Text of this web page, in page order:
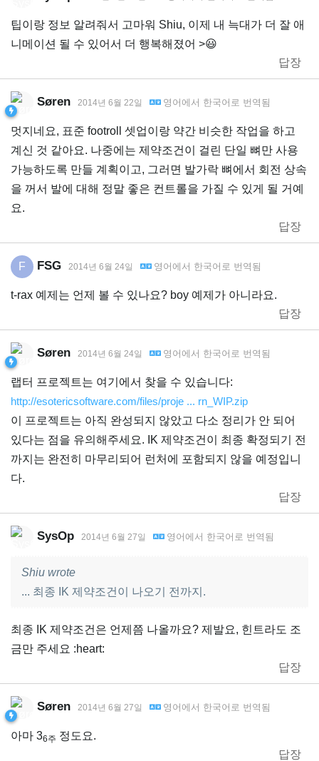
팁이랑 정보 알려줘서 고마워 Shiu, 이제 내 늑대가 더 잘 애
니메이션 될 수 있어서 더 행복해졌어 >😃
답장
Søren 2014년 6월 22일 영어 에서 한국어 로 번역됨
멋지네요, 표준 footroll 셋업이랑 약간 비슷한 작업을 하고
계신 것 같아요. 나중에는 제약조건이 걸린 단일 뼈만 사용
가능하도록 만들 계획이고, 그러면 발가락 뼈에서 회전 상속
을 꺼서 발에 대해 정말 좋은 컨트롤을 가질 수 있게 될 거예
요.
답장
F FSG 2014년 6월 24일 영어 에서 한국어 로 번역됨
t-rax 예제는 언제 볼 수 있나요? boy 예제가 아니라요.
답장
Søren 2014년 6월 24일 영어 에서 한국어 로 번역됨
랩터 프로젝트는 여기에서 찾을 수 있습니다:
http://esotericsoftware.com/files/proje ... rn_WIP.zip
이 프로젝트는 아직 완성되지 않았고 다소 정리가 안 되어
있다는 점을 유의해주세요. IK 제약조건이 최종 확정되기 전
까지는 완전히 마무리되어 런처에 포함되지 않을 예정입니
다.
답장
SysOp 2014년 6월 27일 영어 에서 한국어 로 번역됨
Shiu wrote
... 최종 IK 제약조건이 나오기 전까지.
최종 IK 제약조건은 언제쯤 나올까요? 제발요, 힌트라도 조
금만 주세요 :heart:
답장
Søren 2014년 6월 27일 영어 에서 한국어 로 번역됨
아마 36주 정도요.
답장